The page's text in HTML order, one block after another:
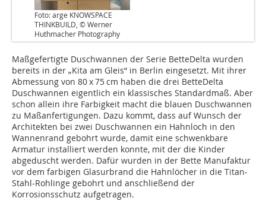
Foto: arge KNOWSPACE
THINKBUILD, © Werner
Huthmacher Photography
Maßgefertigte Duschwannen der Serie BetteDelta wurden
bereits in der „Kita am Gleis“ in Berlin eingesetzt. Mit ihrer
Abmessung von 80 x 75 cm haben die drei BetteDelta
Duschwannen eigentlich ein klassisches Standardmaß. Aber
schon allein ihre Farbigkeit macht die blauen Duschwannen
zu Maßanfertigungen. Dazu kommt, dass auf Wunsch der
Architekten bei zwei Duschwannen ein Hahnloch in den
Wannenrand gebohrt wurde, damit eine schwenkbare
Armatur installiert werden konnte, mit der die Kinder
abgeduscht werden. Dafür wurden in der Bette Manufaktur
vor dem farbigen Glasurbrand die Hahnlöcher in die Titan-
Stahl-Rohlinge gebohrt und anschließend der
Korrosionsschutz aufgetragen.